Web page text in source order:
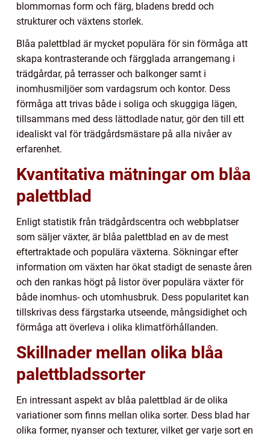
blommornas form och färg, bladens bredd och
strukturer och växtens storlek.
Blåa palettblad är mycket populära för sin förmåga att
skapa kontrasterande och färgglada arrangemang i
trädgårdar, på terrasser och balkonger samt i
inomhusmiljöer som vardagsrum och kontor. Dess
förmåga att trivas både i soliga och skuggiga lägen,
tillsammans med dess lättodlade natur, gör den till ett
idealiskt val för trädgårdsmästare på alla nivåer av
erfarenhet.
Kvantitativa mätningar om blåa
palettblad
Enligt statistik från trädgårdscentra och webbplatser
som säljer växter, är blåa palettblad en av de mest
eftertraktade och populära växterna. Sökningar efter
information om växten har ökat stadigt de senaste åren
och den rankas högt på listor över populära växter för
både inomhus- och utomhusbruk. Dess popularitet kan
tillskrivas dess färgstarka utseende, mångsidighet och
förmåga att överleva i olika klimatförhållanden.
Skillnader mellan olika blåa
palettbladssorter
En intressant aspekt av blåa palettblad är de olika
variationer som finns mellan olika sorter. Dess blad har
olika former, nyanser och texturer, vilket ger varje sort en